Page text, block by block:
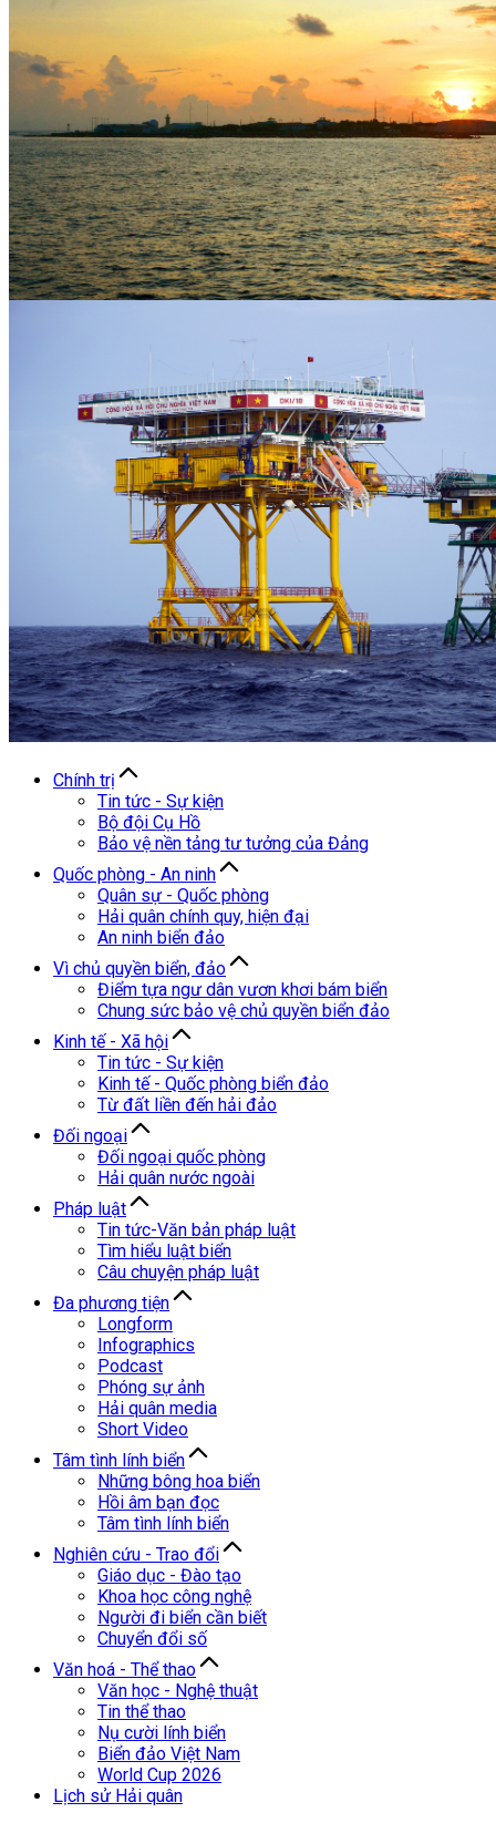
Chính trị
Tin tức - Sự kiện
Bộ đội Cụ Hồ
Bảo vệ nền tảng tư tưởng của Đảng
Quốc phòng - An ninh
Quân sự - Quốc phòng
Hải quân chính quy, hiện đại
An ninh biển đảo
Vì chủ quyền biển, đảo
Điểm tựa ngư dân vươn khơi bám biển
Chung sức bảo vệ chủ quyền biển đảo
Kinh tế - Xã hội
Tin tức - Sự kiện
Kinh tế - Quốc phòng biển đảo
Từ đất liền đến hải đảo
Đối ngoại
Đối ngoại quốc phòng
Hải quân nước ngoài
Pháp luật
Tin tức-Văn bản pháp luật
Tìm hiểu luật biển
Câu chuyện pháp luật
Đa phương tiện
Longform
Infographics
Podcast
Phóng sự ảnh
Hải quân media
Short Video
Tâm tình lính biển
Những bông hoa biển
Hồi âm bạn đọc
Tâm tình lính biển
Nghiên cứu - Trao đổi
Giáo dục - Đào tạo
Khoa học công nghệ
Người đi biển cần biết
Chuyển đổi số
Văn hoá - Thể thao
Văn học - Nghệ thuật
Tin thể thao
Nụ cười lính biển
Biển đảo Việt Nam
World Cup 2026
Lịch sử Hải quân